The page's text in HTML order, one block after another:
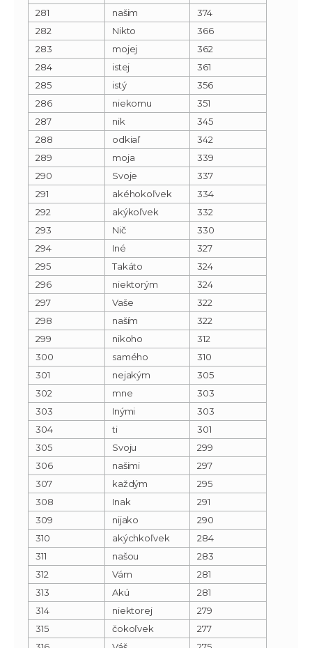
281 našim
374
282
Nikto
366
283
mojej
362
284
istej
361
285
istý
356
286
niekomu
351
287
nik
345
288
odkiaľ
342
289
moja
339
290
Svoje
337
291
akéhokoľvek
334
292
akýkoľvek
332
293
Nič
330
294
Iné
327
295
Takáto
324
296
niektorým
324
297
Vaše
322
298
naším
322
299
nikoho
312
300
samého
310
301
nejakým
305
302
mne
303
303
Inými
303
304
ti
301
305
Svoju
299
306
našimi
297
307
každým
295
308
Inak
291
309
nijako
290
310
akýchkoľvek
284
311
našou
283
312
Vám
281
313
Akú
281
314
niektorej
279
315
čokoľvek
277